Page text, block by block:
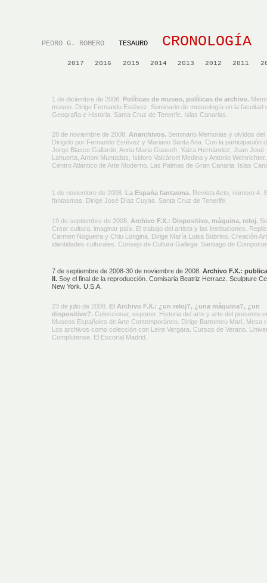
PEDRO G. ROMERO TESAURO CRONOLOGÍA
2017 2016 2015 2014 2013 2012 2011
1 de diciembre de 2008. Políticas de museo, políticas de archivo.
museo. Dirige Fernando Estévez. Seminario de museología en la facultad
Geografía e Historia. Santa Cruz de Tenerife. Islas Canarias.
28 de noviembre de 2008. Anarchivos. Seminario Memorias y olvidos del
Dirigido por Fernando Estévez y Mariano Santa Ana. Con la participación
Jorge Blasco Gallardo, Anna Maria Guasch, Yaiza Hernández, Juan José
Lahuerta, Antoni Muntadas, Isidoro Valcárcel Medina y Antonio
Centro Atlántico de Arte Moderno. Las Palmas de Gran Canaria. Islas
1 de noviembre de 2008. La España fantasma. Revista Acto, número 4.
fantasmas. Dirige José Díaz Cuyas. Santa Cruz de Tenerife.
19 de septiembre de 2008. Archivo F.X.: Dispositivo, máquina, reloj.
Crear cultura, imaginar país. El trabajo del artista y las instituciones.
Carmen Nogueira y Chiu Longina. Dirige María Luisa Sobrino. Creación
identidades culturales. Consejo de Cultura Gallega. Santiago de
7 de septiembre de 2008-30 de noviembre de 2008.Archivo F.X.:
II.Soy el final de la reproducción. Comisaria Beatriz Herraez. Sculpture
New York. U.S.A.
23 de julio de 2008. El Archivo F.X.: ¿un reloj?, ¿una máquina?, ¿un
dispositivo?. Coleccionar, exponer. Historia del arte y arte del presente
Museos Españoles de Arte Contemporáneo. Dirige Bartomeu Marí. Mesa
Los archivos como colección con Leire Vergara. Cursos de Verano.
Complutense. El Escorial Madrid.